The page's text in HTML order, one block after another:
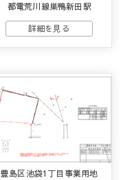
都電荒川線巣鴨新田駅
豊島区池袋1丁目事業用地